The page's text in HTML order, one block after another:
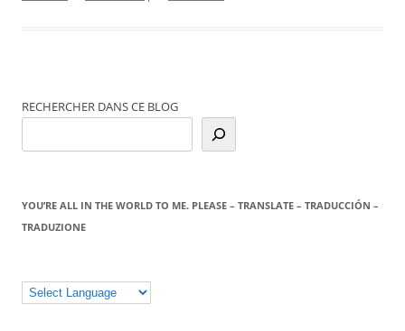
RECHERCHER DANS CE BLOG
YOU’RE ALL IN THE WORLD TO ME. PLEASE – TRANSLATE – TRADUCCIÓN –
TRADUZIONE